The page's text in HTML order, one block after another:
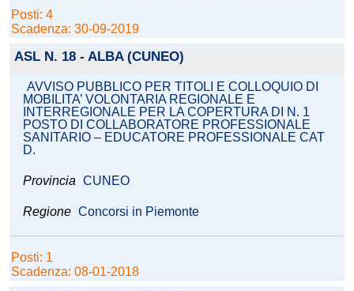
Posti: 4
Scadenza: 30-09-2019
ASL N. 18 - ALBA (CUNEO)
AVVISO PUBBLICO PER TITOLI E COLLOQUIO DI
MOBILITA’ VOLONTARIA REGIONALE E
INTERREGIONALE PER LA COPERTURA DI N. 1
POSTO DI COLLABORATORE PROFESSIONALE
SANITARIO – EDUCATORE PROFESSIONALE CAT
D.
Provincia CUNEO
Regione Concorsi in Piemonte
Posti: 1
Scadenza: 08-01-2018